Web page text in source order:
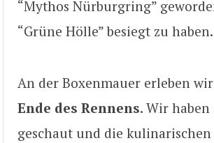
“Mythos Nürburgring”
“Grüne Hölle” besiegt zu haben.
An der Boxenmauer erleben
Ende des Rennens. Wir
geschaut und die kulinarischen